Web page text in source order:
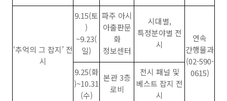
‘추억의 그 잡지’ 전
시
9.15(토
)
~9.23(
일)
파주 아시
아출판문
화
정보센터
시대별,
특정분야별 전
시
연속
간행물과
(02-590-
0615)
9.25(화
)~10.31
(수)
본관 3층
로비
전시 패널 및
베스트 잡지 전
시